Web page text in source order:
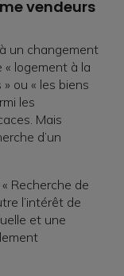
vendeurs
un changement
logement à la
ou « les biens
les
Mais
d’un
Recherche de
l’intérêt de
et une